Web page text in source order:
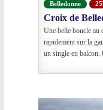
Belledonne
Croix de
Une belle boucle au
rapidement sur la
un single en balcon.